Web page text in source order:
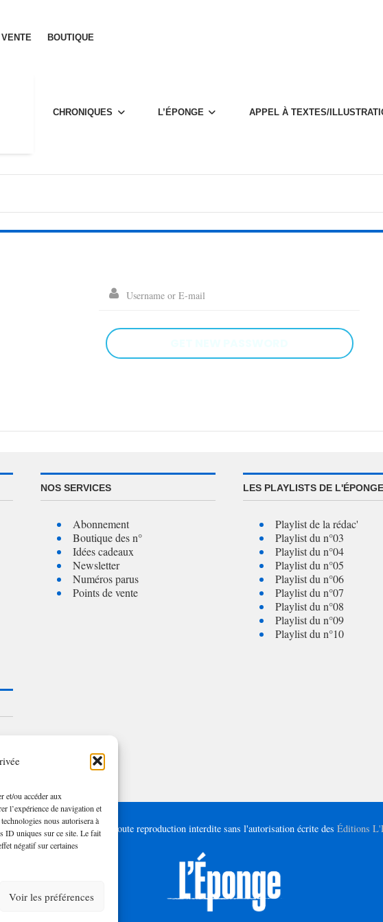
et/ou accéder aux
l’expérience de navigation et
nous autorisera à
ID uniques sur ce site. Le fait
négatif sur certaines
Voir les préférences
BOUTIQUE
CHRO­NIQUES L’ÉPONGE APPEL À TEXTES/
NOS SERVICES
Abonnement
Boutique des n°
Idées cadeaux
Newsletter
Numéros parus
Points de vente
LES PLAYLISTS DE L'ÉPONGE
Playlist de la rédac'
Playlist du n°03
Playlist du n°04
Playlist du n°05
Playlist du n°06
Playlist du n°07
Playlist du n°08
Playlist du n°09
Playlist du n°10
© 2023 – 2025 | Toute reproduction interdite sans l'autorisation écrite des Éditions